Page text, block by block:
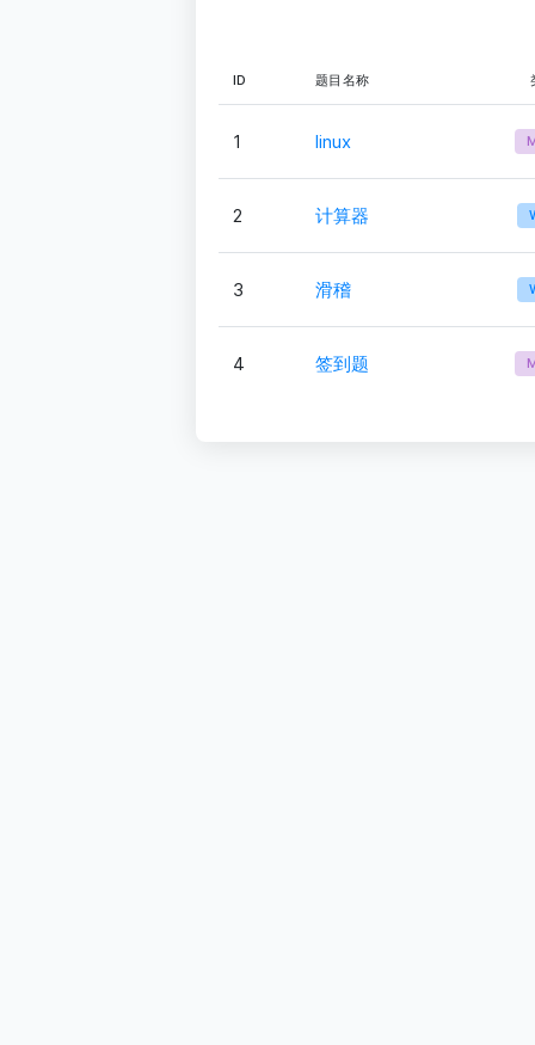
ID 题目名称
1 linux
2 计算器
3 滑稽
4 签到题